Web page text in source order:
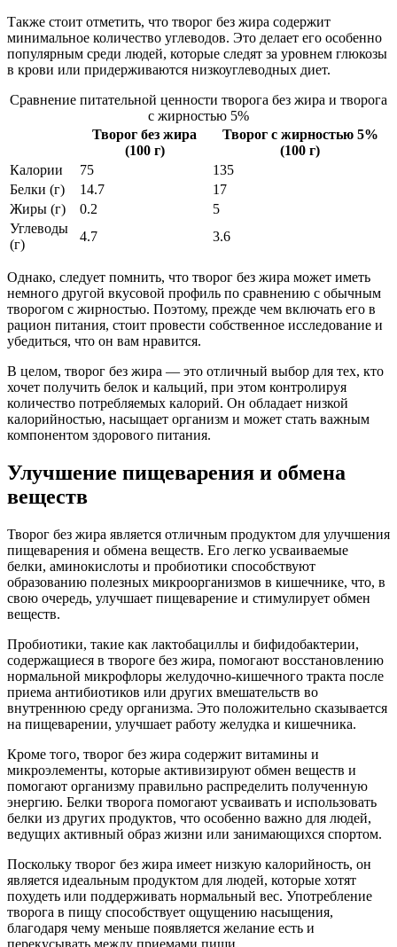
Также стоит отметить, что творог без жира содержит
минимальное количество углеводов. Это делает его особенно
популярным среди людей, которые следят за уровнем глюкозы
в крови или придерживаются низкоуглеводных диет.
Сравнение питательной ценности творога без жира и творога
с жирностью 5%
Творог без жира
(100 г)
Творог с жирностью 5%
(100 г)
Калории
75
135
Белки (г)
14.7
17
Жиры (г)
0.2
5
Углеводы
(г)
4.7 3.6
Однако, следует помнить, что творог без жира может иметь
немного другой вкусовой профиль по сравнению с обычным
творогом с жирностью. Поэтому, прежде чем включать его в
рацион питания, стоит провести собственное исследование и
убедиться, что он вам нравится.
В целом, творог без жира — это отличный выбор для тех, кто
хочет получить белок и кальций, при этом контролируя
количество потребляемых калорий. Он обладает низкой
калорийностью, насыщает организм и может стать важным
компонентом здорового питания.
Улучшение пищеварения и обмена
веществ
Творог без жира является отличным продуктом для улучшения
пищеварения и обмена веществ. Его легко усваиваемые
белки, аминокислоты и пробиотики способствуют
образованию полезных микроорганизмов в кишечнике, что, в
свою очередь, улучшает пищеварение и стимулирует обмен
веществ.
Пробиотики, такие как лактобациллы и бифидобактерии,
содержащиеся в твороге без жира, помогают восстановлению
нормальной микрофлоры желудочно-кишечного тракта после
приема антибиотиков или других вмешательств во
внутреннюю среду организма. Это положительно сказывается
на пищеварении, улучшает работу желудка и кишечника.
Кроме того, творог без жира содержит витамины и
микроэлементы, которые активизируют обмен веществ и
помогают организму правильно распределить полученную
энергию. Белки творога помогают усваивать и использовать
белки из других продуктов, что особенно важно для людей,
ведущих активный образ жизни или занимающихся спортом.
Поскольку творог без жира имеет низкую калорийность, он
является идеальным продуктом для людей, которые хотят
похудеть или поддерживать нормальный вес. Употребление
творога в пищу способствует ощущению насыщения,
благодаря чему меньше появляется желание есть и
перекусывать между приемами пищи.